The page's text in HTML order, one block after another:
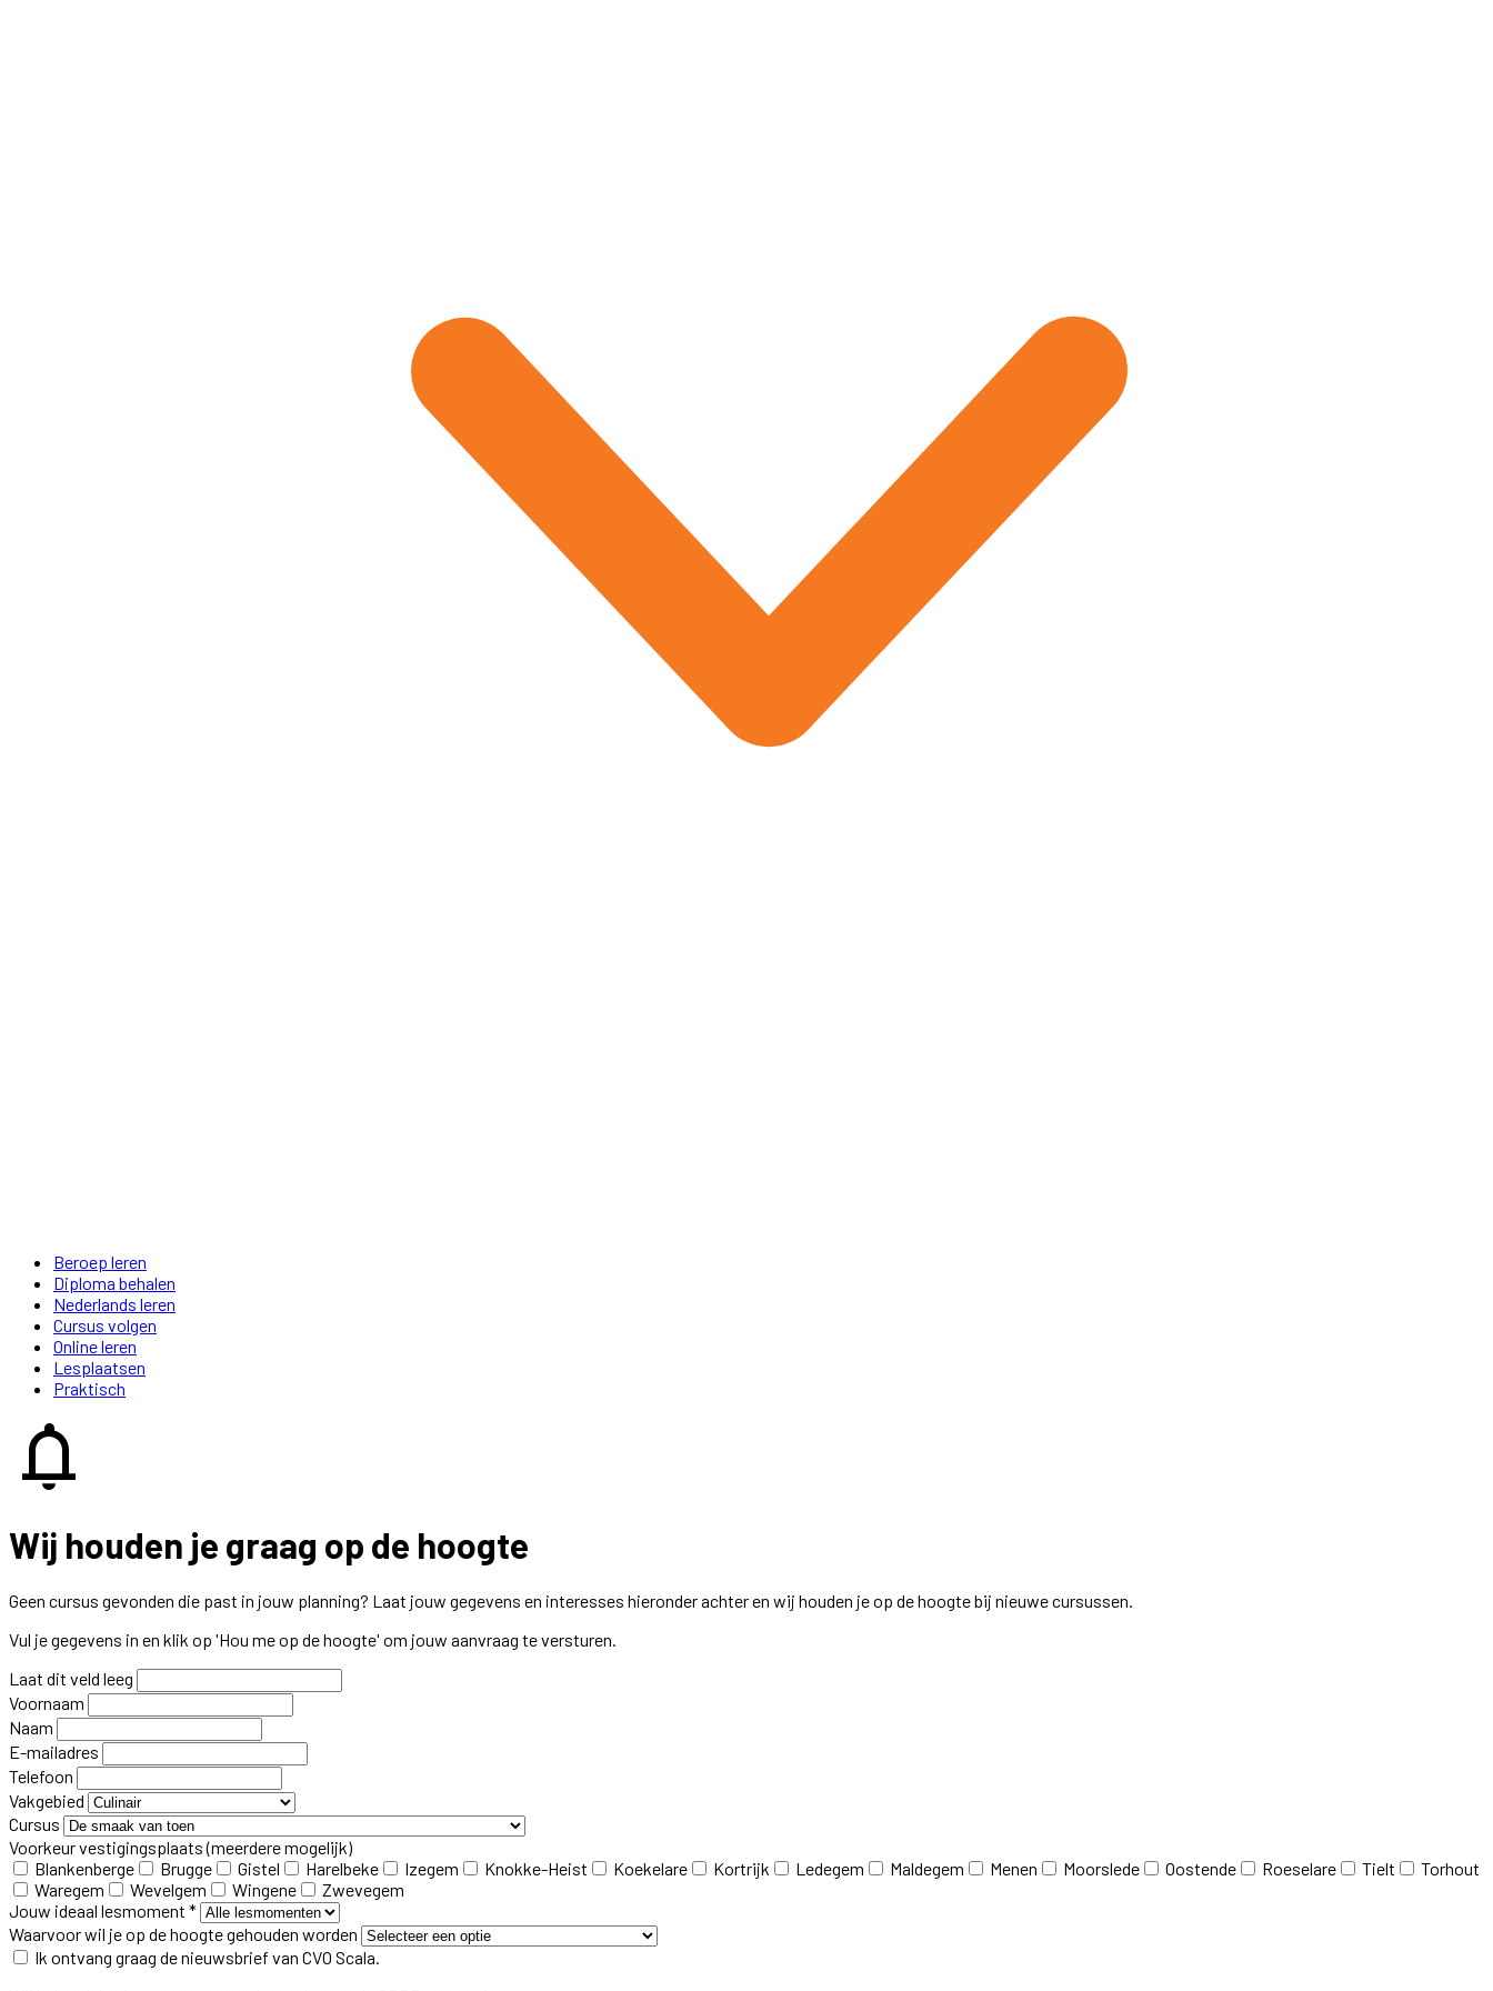
Beroep leren
Diploma behalen
Nederlands leren
Cursus volgen
Online leren
Lesplaatsen
Praktisch
notifications
Wij houden je graag op de hoogte
Geen cursus gevonden die past in jouw planning? Laat jouw gegevens en interesses hieronder achter en wij houden je op de hoogte bij nieuwe cursussen.
Vul je gegevens in en klik op 'Hou me op de hoogte' om jouw aanvraag te versturen.
Laat dit veld leeg
Voornaam
Naam
E-mailadres
Telefoon
Vakgebied
Cursus
Voorkeur vestigingsplaats(meerdere mogelijk)
Blankenberge
Brugge Gistel Harelbeke Izegem Knokke-Heist Koekelare Kortrijk Ledegem Maldegem Menen Moorslede Oostende Roeselare Tielt
Torhout
Waregem
Wevelgem Wingene
Zwevegem
Jouw ideaal lesmoment *
Waarvoor wil je op de hoogte gehouden worden
Ik ontvang graag de nieuwsbrief van CVO Scala.